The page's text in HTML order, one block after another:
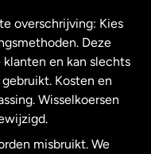
overschrijving: Kies
Deze
en kan slechts
Kosten en
Wisselkoersen
misbruikt. We